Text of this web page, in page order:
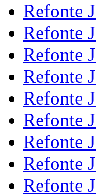
Refonte
Refonte
Refonte
Refonte
Refonte
Refonte
Refonte
Refonte
Refonte